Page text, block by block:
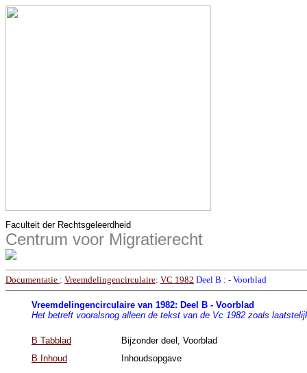
Faculteit der Rechtsgeleerdheid
Centrum voor Migratierecht
Documentatie : Vreemdelingencirculaire: VC 1982 Deel B : - Voorblad
Vreemdelingencirculaire van 1982: Deel B - Voorblad
Het betreft vooralsnog alleen de tekst van de Vc 1982 zoals
B Tabblad
Bijzonder deel, Voorblad
B Inhoud
Inhoudsopgave